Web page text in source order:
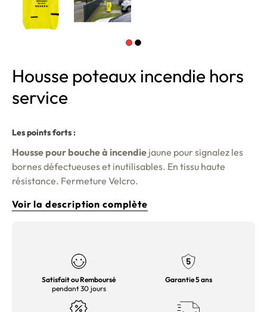
Housse poteaux incendie hors
service
Les points forts :
Housse pour bouche à incendie jaune pour signalez les
bornes défectueuses et inutilisables. En tissu haute
résistance. Fermeture Velcro.
Voir la description complète
Satisfait ou Remboursé
pendant 30 jours
Garantie 5 ans